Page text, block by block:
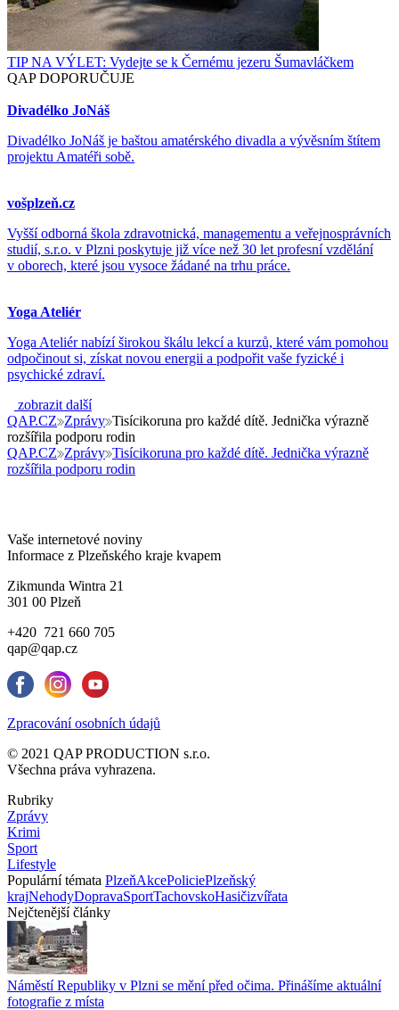
TIP NA VÝLET: Vydejte se k Černému jezeru Šumavláčkem
QAP DOPORUČUJE
Divadélko JoNáš
Divadélko JoNáš je baštou amatérského divadla a vývěsním štítem
projektu Amatéři sobě.
vošplzeň.cz
Vyšší odborná škola zdravotnická, managementu a veřejnosprávních
studií, s.r.o. v Plzni poskytuje již více než 30 let profesní vzdělání
v oborech, které jsou vysoce žádané na trhu práce.
Yoga Ateliér
Yoga Ateliér nabízí širokou škálu lekcí a kurzů, které vám pomohou
odpočinout si, získat novou energii a podpořit vaše fyzické i
psychické zdraví.
zobrazit další
QAP.CZ Zprávy Tisícikoruna pro každé dítě. Jednička výrazně
rozšířila podporu rodin
QAP.CZ Zprávy Tisícikoruna pro každé dítě. Jednička výrazně
rozšířila podporu rodin
Vaše internetové noviny
Informace z Plzeňského kraje kvapem
Zikmunda Wintra 21
301 00 Plzeň
+420 721 660 705
qap@qap.cz
Zpracování osobních údajů
© 2021 QAP PRODUCTION s.r.o.
Všechna práva vyhrazena.
Rubriky
Zprávy
Krimi
Sport
Lifestyle
Populární témata PlzeňAkcePoliciePlzeňský
krajNehodyDopravaSportTachovskoHasičizvířata
Nejčtenější články
Náměstí Republiky v Plzni se mění před očima. Přinášíme aktuální
fotografie z místa